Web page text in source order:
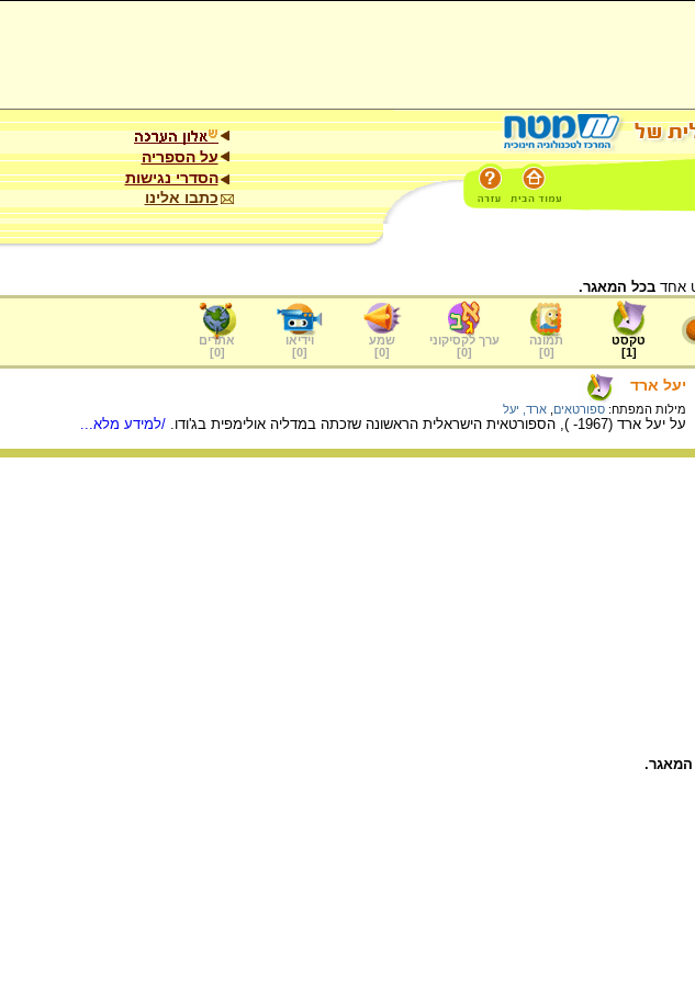
על הספריה
הסדרי נגישות
כתבו אלינו
אחד בכל המאגר.
טקסט
[
1
]
תמונה
[
0
]
ערך לקסיקוני
[
0
]
שמע
[
0
]
וידיאו
[
0
]
אתרים
[
0
]
יעל ארד
מילות המפתח: ספורטאים ארד, יעל
על יעל ארד (1967- ), הספורטאית הישראלית הראשונה שזכתה במדליה אולימפית בג'ודו. /למידע מלא...
המאגר.